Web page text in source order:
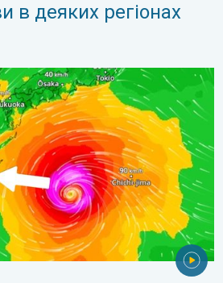
в деяких регіонах
«DOLPHIN». Загроза зсувів.